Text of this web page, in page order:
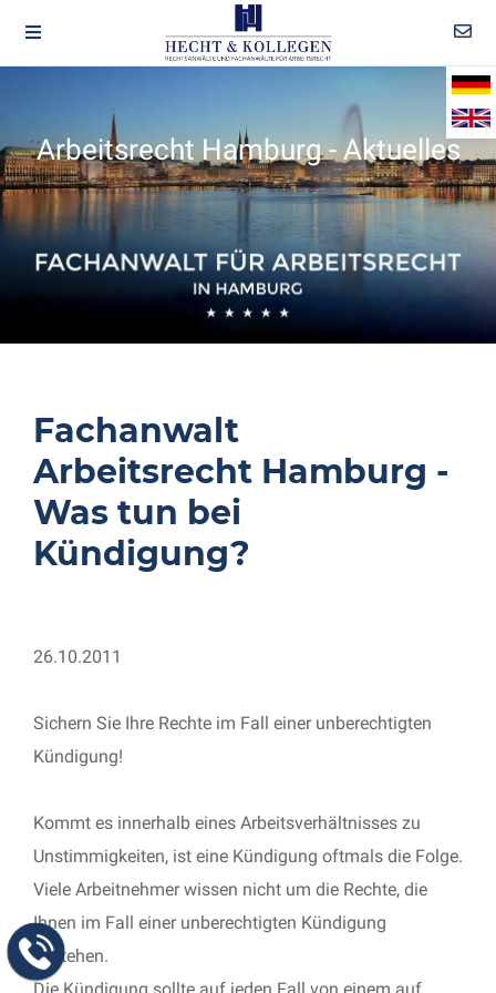
Arbeitsrecht Hamburg - Aktuelles
Fachanwalt
Arbeitsrecht Hamburg -
Was tun bei
Kündigung?
26.10.2011
Sichern Sie Ihre Rechte im Fall einer unberechtigten
Kündigung!
Kommt es innerhalb eines Arbeitsverhältnisses zu
Unstimmigkeiten, ist eine Kündigung oftmals die Folge.
Viele Arbeitnehmer wissen nicht um die Rechte, die
Ihnen im Fall einer unberechtigten Kündigung
zustehen.